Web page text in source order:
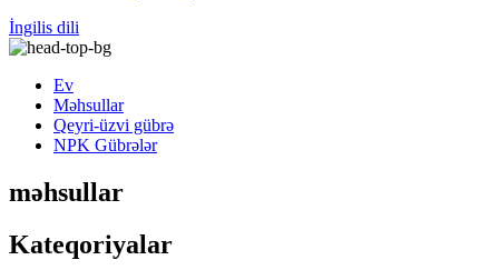
İngilis dili
Ev
Məhsullar
Qeyri-üzvi gübrə
NPK Gübrələr
məhsullar
Kateqoriyalar